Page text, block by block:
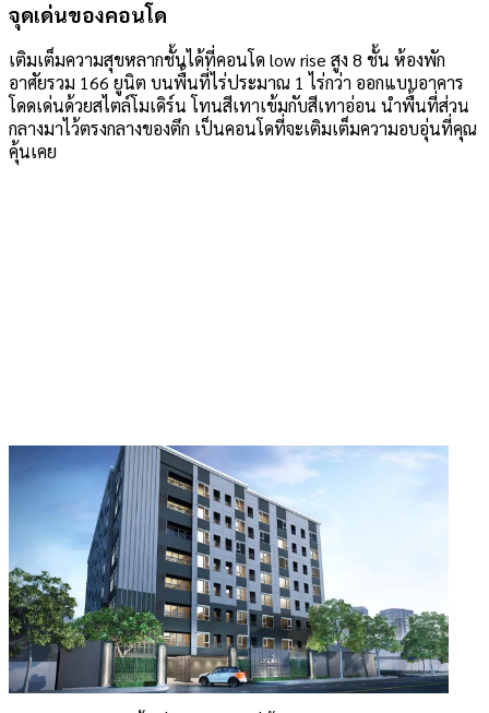
จุดเด่นของคอนโด
เติมเต็มความสุขหลากชั้นได้ที่คอนโด low rise สูง 8 ชั้น ห้องพัก
อาศัยรวม 166 ยูนิต บนพื้นที่ไร่ประมาณ 1 ไร่กว่า ออกแบบอาคาร
โดดเด่นด้วยสไตล์โมเดิร์น โทนสีเทาเข้มกับสีเทาอ่อน นำพื้นที่ส่วน
กลางมาไว้ตรงกลางของตึก เป็นคอนโดที่จะเติมเต็มความอบอุ่นที่คุณ
คุ้นเคย